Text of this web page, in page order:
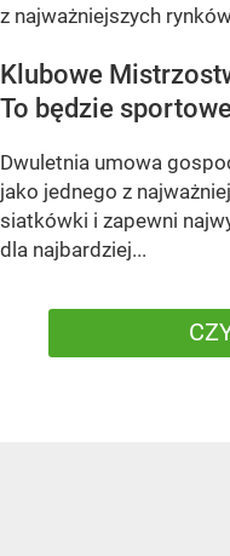
z najważniejszych
Klubowe
To będzie
Dwuletnia umowa
jako jednego z
siatkówki i zapewni
dla najbardziej...